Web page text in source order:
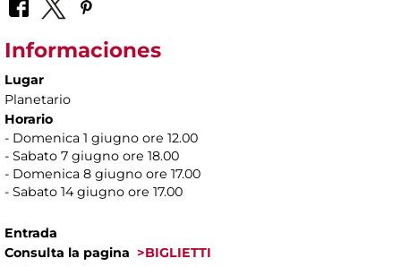
Informaciones
Lugar
Planetario
Horario
- Domenica 1 giugno ore 12.00
- Sabato 7 giugno ore 18.00
- Domenica 8 giugno ore 17.00
- Sabato 14 giugno ore 17.00
Entrada
Consulta la pagina >BIGLIETTI